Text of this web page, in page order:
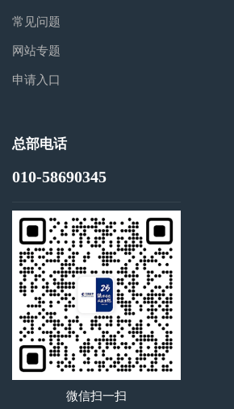
常见问题
网站专题
申请入口
总部电话
010-58690345
微信扫一扫